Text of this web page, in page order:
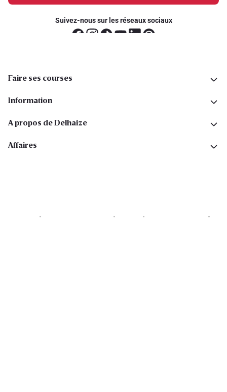
Suivez-nous sur les réseaux sociaux
Faire ses courses
Information
A propos de Delhaize
Affaires